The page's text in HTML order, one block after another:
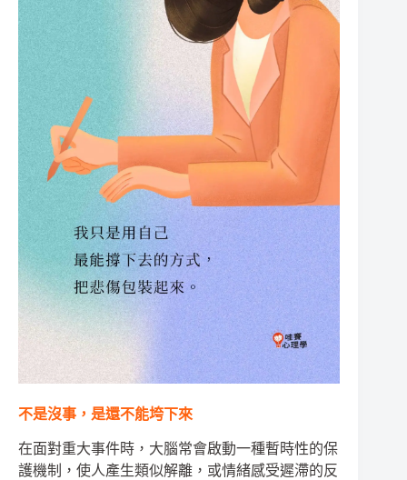
不是沒事，是還不能垮下來
在面對重大事件時，大腦常會啟動一種暫時性的保
護機制，使人產生類似解離，或情緒感受遲滯的反